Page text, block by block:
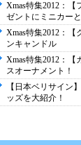
Xmas特集2012：
ゼントにミニカー
Xmas特集2012：
ンキャンドル
Xmas特集2012：
スオーナメント！
【日本ベリサイン
ッズを大紹介！